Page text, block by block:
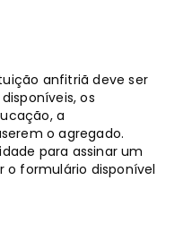
anfitriã deve ser
os
a
o agregado.
para assinar um
o formulário disponível